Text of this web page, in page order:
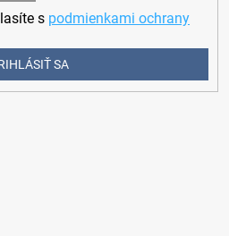
s podmienkami ochrany
SA